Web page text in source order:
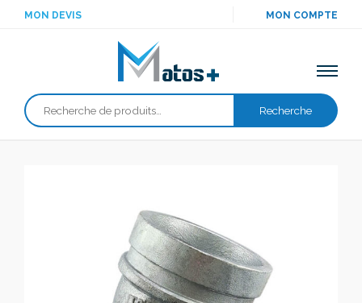
MON DEVIS MON COMPTE
Recherche
Recherche